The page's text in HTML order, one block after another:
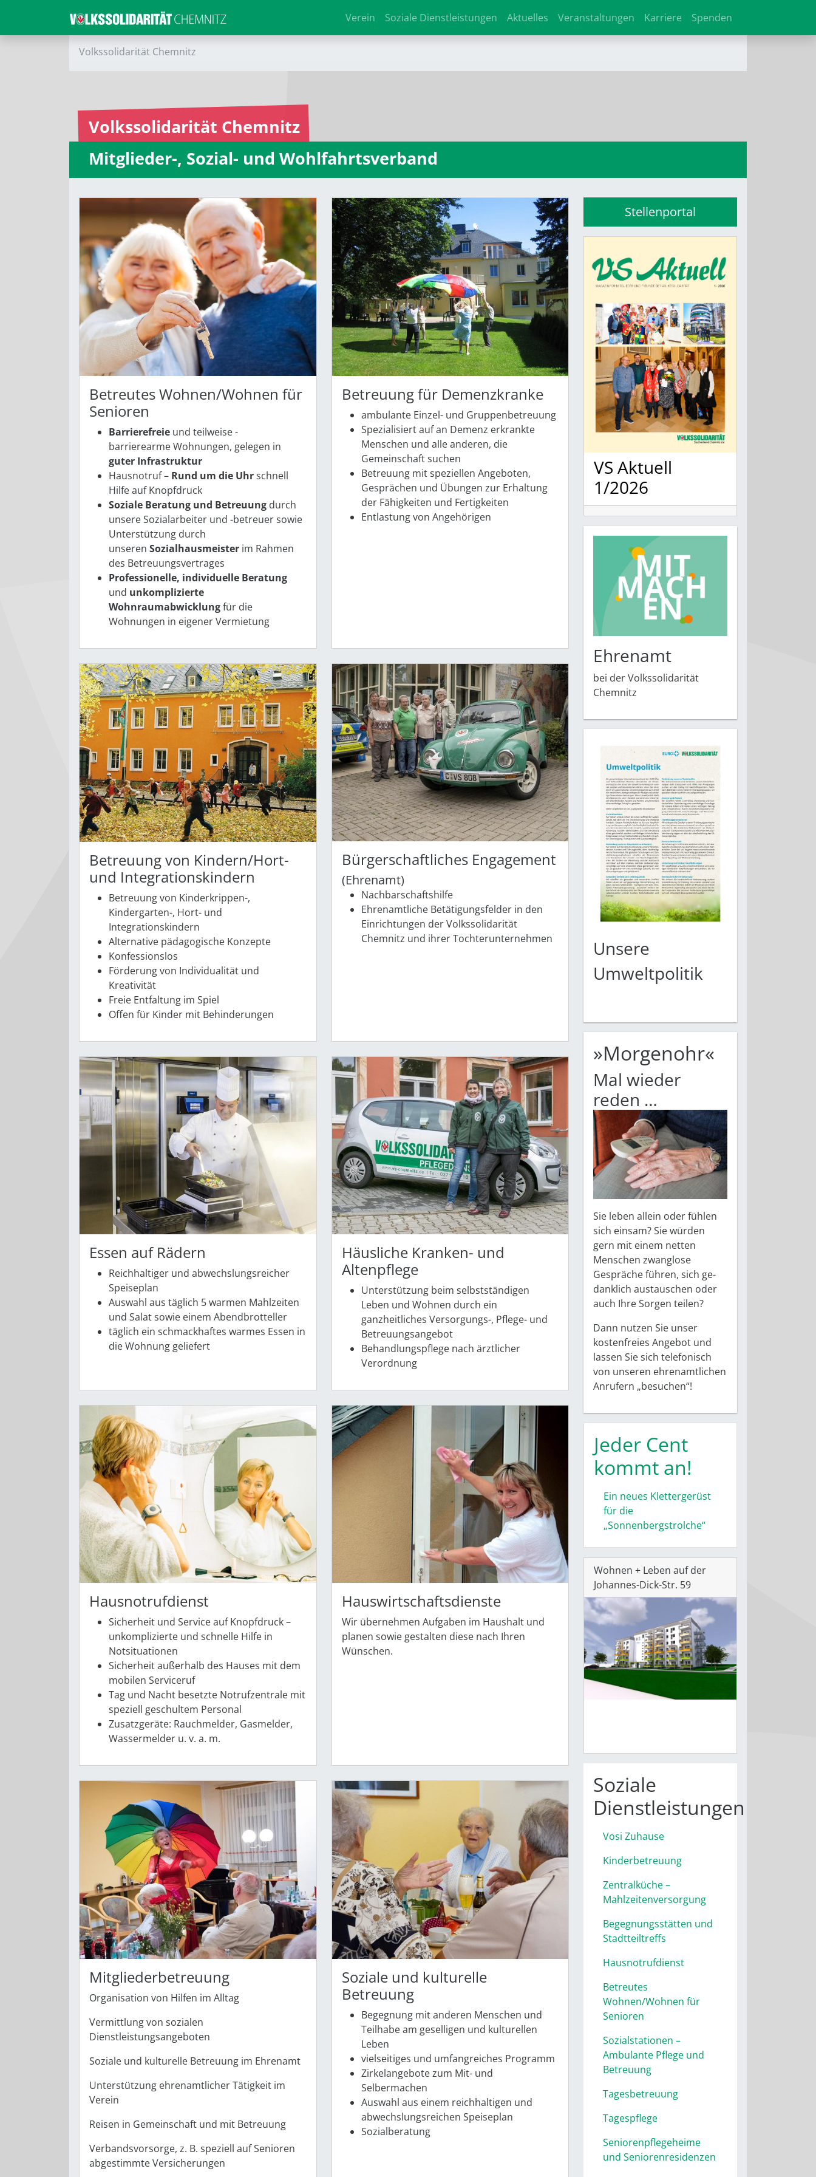
Verein Soziale Dienstleistungen Aktuelles Veranstaltungen Karriere Spenden
Volkssolidarität Chemnitz
Volkssolidarität Chemnitz
Mitglieder-, Sozial- und Wohlfahrtsverband
Betreutes Wohnen/Wohnen für
Senioren
Barrierefreie und teilweise ­
barrierearme Wohnungen, gelegen in
guter Infrastruktur
Hausnotruf – Rund um die Uhrschnell
Hilfe auf Knopfdruck
Soziale Beratung und Betreuung durch
unsere Sozialarbeiter und -betreuer sowie
Unterstützung durch
unseren Sozialhausmeister im Rahmen
des Betreuungsvertrages
Professionelle, individuelle Beratung
und ­unkomplizierte
Wohnraumabwicklungfür die
Wohnungen in eigener Vermietung
Betreuung für Demenzkranke
ambulante Einzel- und Gruppenbetreuung
Spezialisiert auf an Demenz erkrankte
Menschen und alle anderen, die
Gemeinschaft suchen
Betreuung mit speziellen Angeboten,
Gesprächen und Übungen zur Erhaltung
der Fähigkeiten und Fertigkeiten
Entlastung von Angehörigen
Betreuung von Kindern/Hort-
und Integrationskindern
Betreuung von Kinderkrippen-,
Kindergarten-, Hort- und
Integrationskindern
Alternative pädagogische Konzepte
Konfessionslos
Förderung von Individualität und
Kreativität
Freie Entfaltung im Spiel
Offen für Kinder mit Behinderungen
Bürgerschaftliches Engagement
(Ehrenamt)
Nachbarschaftshilfe
Ehrenamtliche Betätigungsfelder in den
Einrichtungen der Volkssolidarität
Chemnitz und ihrer Tochterunternehmen
Essen auf Rädern
Reichhaltiger und abwechslungsreicher
Speiseplan
Auswahl aus täglich 5 warmen Mahlzeiten
und Salat ­sowie ­einem Abendbrotteller
täglich ein schmackhaftes warmes Essen in
die Wohnung geliefert
Häusliche Kranken- und
Altenpflege
Unterstützung beim selbstständigen
Leben und Wohnen durch ein
ganzheitliches Versorgungs-, Pflege- und
Betreuungsangebot
Behandlungspflege nach ärztlicher
Verordnung
Hausnotrufdienst
Sicherheit und Service auf Knopfdruck –
unkomplizierte und schnelle Hilfe in
Notsituationen
Sicherheit außerhalb des Hauses mit dem
mobilen Serviceruf
Tag und Nacht besetzte Notrufzentrale mit
speziell geschultem Personal
Zusatzgeräte: Rauchmelder, Gasmelder,
Wassermelder u. v. a. m.
Hauswirtschaftsdienste
Wir übernehmen Aufgaben im Haushalt und
planen sowie gestalten diese nach Ihren
Wünschen.
Mitgliederbetreuung
Organisation von Hilfen im Alltag
Vermittlung von sozialen
Dienstleistungsangeboten
Soziale und kulturelle Betreuung im Ehrenamt
Unterstützung ehrenamtlicher Tätigkeit im
Verein
Reisen in Gemeinschaft und mit Betreuung
Verbandsvorsorge, z. B. speziell auf Senioren
abgestimmte Versicherungen
Soziale und kulturelle
Betreuung
Begegnung mit anderen Menschen und
Teilhabe am geselligen und kulturellen
Leben
vielseitiges und umfangreiches ­Programm
Zirkelangebote zum Mit- und
Selbermachen
Auswahl aus einem reichhaltigen und
abwechslungsreichen Speiseplan
Sozialberatung
Stellenportal
VS Aktuell
1/2026
Ehrenamt
bei der Volkssolidarität
Chemnitz
Unsere
Umweltpolitik
»Morgenohr«
Mal wieder
reden …
Sie leben allein oder fühlen
sich einsam? Sie würden
gern mit einem netten
Menschen zwanglose
Gespräche führen, sich ge­
danklich austauschen oder
auch Ihre Sorgen teilen?
Dann nutzen Sie unser
kostenfreies Angebot und
lassen Sie sich telefonisch
von unseren ehrenamtlichen
Anrufern „besuchen“!
Jeder Cent
kommt an!
Ein neues Klettergerüst
für die
„Sonnenbergstrolche“
Wohnen + Leben auf der
Johannes-Dick-Str. 59
Soziale
Dienstleistungen
Vosi Zuhause
Kinderbetreuung
Zentralküche –
Mahlzeitenversorgung
Begegnungsstätten und
Stadtteiltreffs
Hausnotrufdienst
Betreutes
Wohnen/Wohnen für
Senioren
Sozialstationen –
Ambulante Pflege und
Betreuung
Tagesbetreuung
Tagespflege
Seniorenpflegeheime
und Seniorenresidenzen